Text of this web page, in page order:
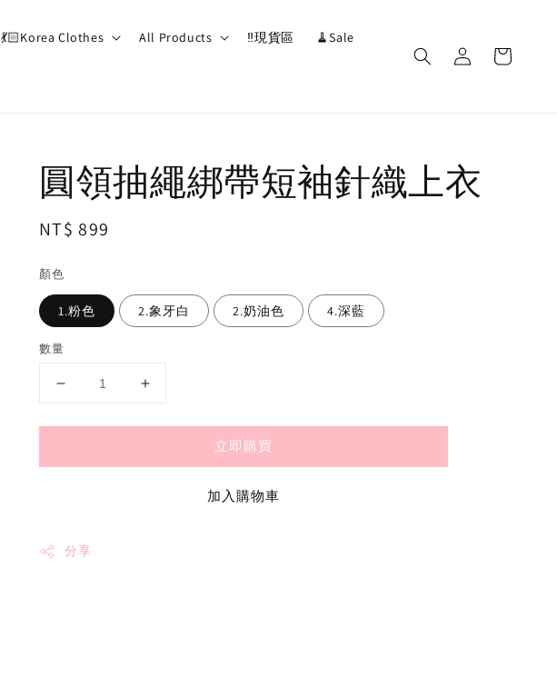
💃🏻Korea Clothes All Products ‼️現貨區 🧹Sale
圓領抽繩綁帶短袖針織上衣
Regular
NT$ 899
顏色
1.粉色 2.象牙白 2.奶油色 4.深藍
數量
立即購買
加入購物車
分享